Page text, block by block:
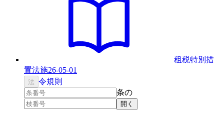
租税特別措
置法施26-05-01
法 令規則
条の
開く